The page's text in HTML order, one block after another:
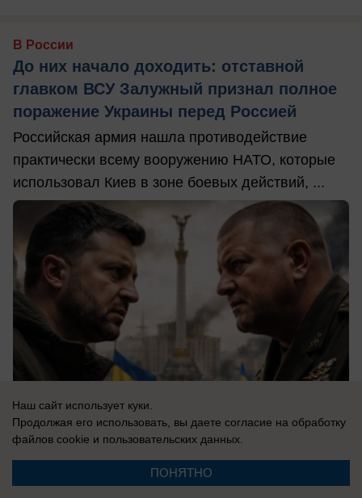
В России
До них начало доходить: отставной
главком ВСУ Залужный признал полное
поражение Украины перед Россией
Российская армия нашла противодействие
практически всему вооружению НАТО, которые
использовал Киев в зоне боевых действий, ...
06.08.2026 0
Наш сайт использует куки.
Продолжая его использовать, вы даете согласие на обработку
файлов cookie и пользовательских данных.
ПОНЯТНО